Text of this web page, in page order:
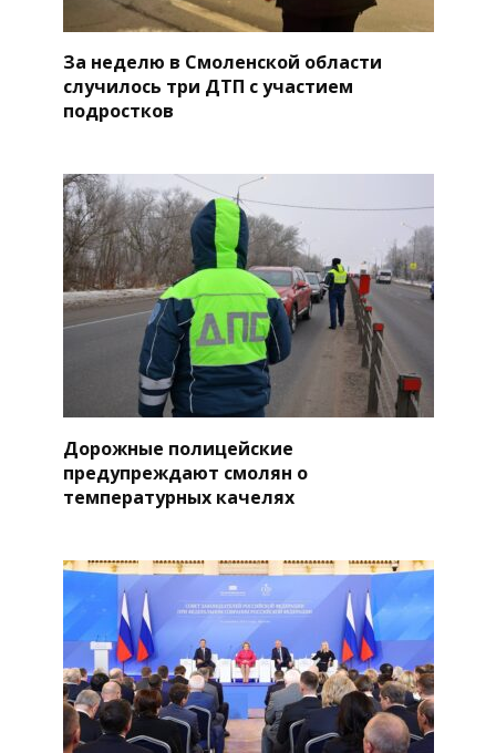
За неделю в Смоленской области
случилось три ДТП с участием
подростков
Дорожные полицейские
предупреждают смолян о
температурных качелях